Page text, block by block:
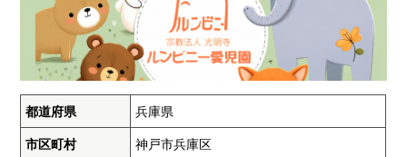
都道府県 兵庫県
市区町村 神戸市兵庫区